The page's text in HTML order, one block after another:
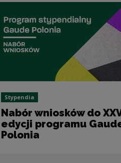
Stypendia
Nabór wniosków do
edycji programu
Polonia